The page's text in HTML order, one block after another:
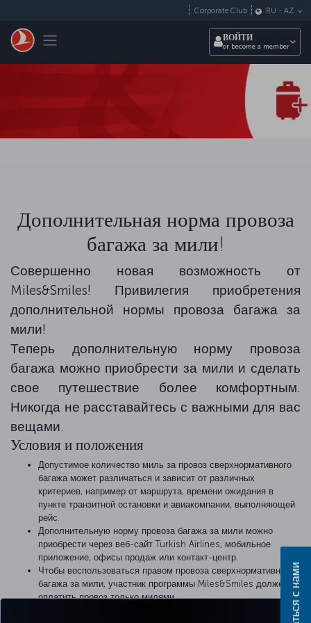
Toggle navigation
Corporate Club RU - AZ
ВОЙТИ
or become a member
Дополнительная норма провоза
багажа за мили!
Совершенно новая возможность от
Miles&Smiles! Привилегия приобретения
дополнительной нормы провоза багажа за
мили!
Теперь дополнительную норму провоза
багажа можно приобрести за мили и сделать
свое путешествие более комфортным.
Никогда не расставайтесь с важными для вас
вещами.
Условия и положения
Допустимое количество миль за провоз сверхнормативного
багажа может различаться и зависит от различных
критериев, например от маршрута, времени ожидания в
пункте транзитной остановки и авиакомпании, выполняющей
рейс.
Дополнительную норму провоза багажа за мили можно
приобрести через веб-сайт Turkish Airlines, мобильное
приложение, офисы продаж или контакт-центр.
Чтобы воспользоваться правом провоза сверхнормативного
багажа за мили, участник программы Miles&Smiles должен
оплатить провоз только милями.